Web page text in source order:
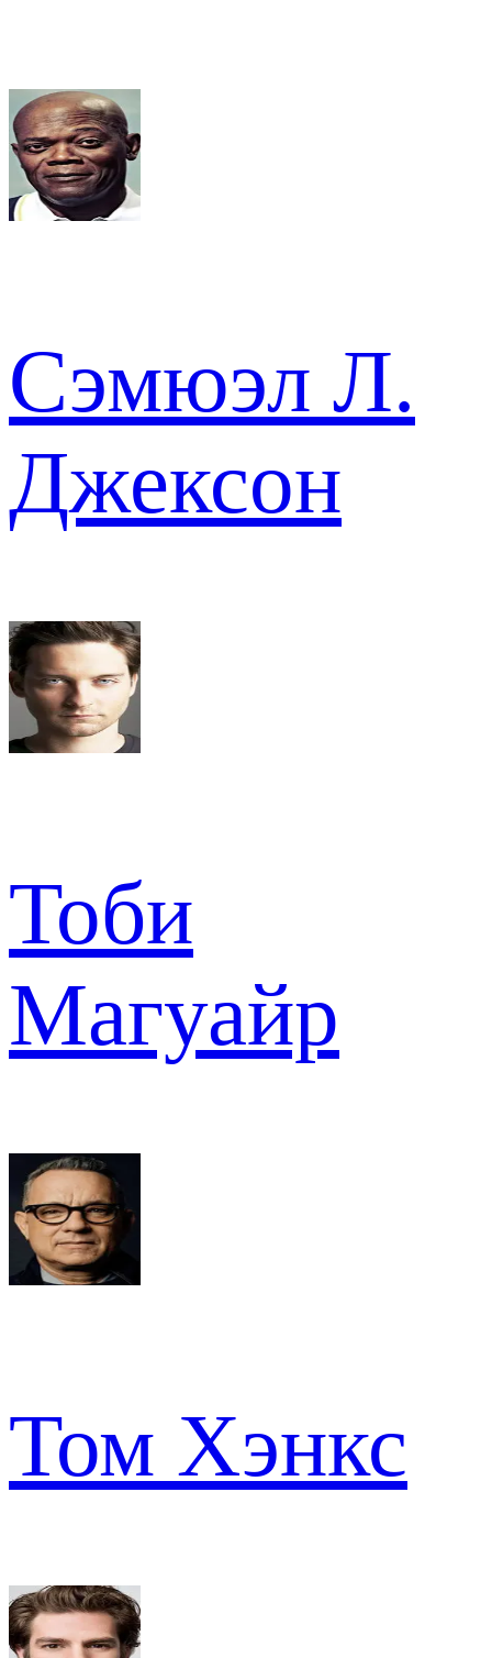
Сэмюэл Л.
Джексон
Тоби
Магуайр
Том Хэнкс